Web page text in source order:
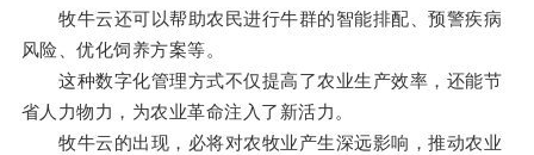
牧牛云还可以帮助农民进行牛群的智能排配、预警疾病
风险、优化饲养方案等。
这种数字化管理方式不仅提高了农业生产效率，还能节
省人力物力，为农业革命注入了新活力。
牧牛云的出现，必将对农牧业产生深远影响，推动农业